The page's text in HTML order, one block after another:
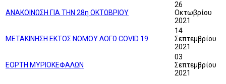
ΑΝΑΚΟΙΝΩΣΗ ΓΙΑ ΤΗΝ 28η ΟΚΤΩΒΡΙΟΥ
26
Οκτωβρίου
2021
ΜΕΤΑΚΙΝΗΣΗ ΕΚΤΟΣ ΝΟΜΟΥ ΛΟΓΩ COVID 19
14
Σεπτεμβρίου
2021
ΕΟΡΤΗ ΜΥΡΙΟΚΕΦΑΛΩΝ
03
Σεπτεμβρίου
2021